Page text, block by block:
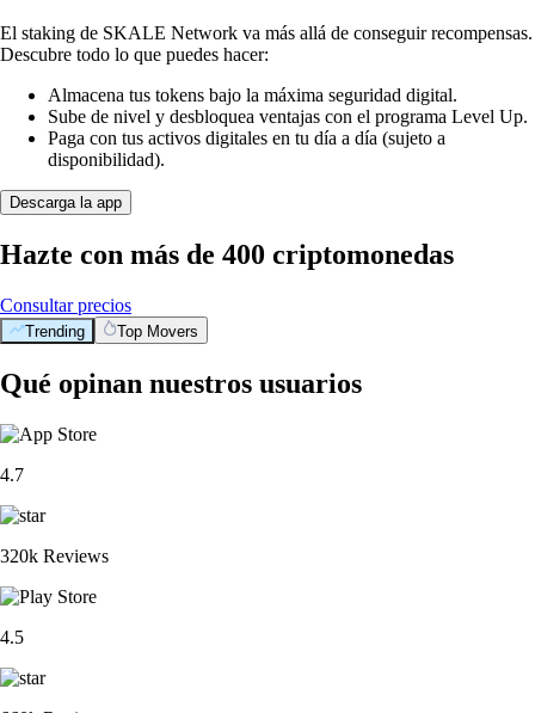
El staking de SKALE Network va más allá de conseguir recompensas.
Descubre todo lo que puedes hacer:
Almacena tus tokens bajo la máxima seguridad digital.
Sube de nivel y desbloquea ventajas con el programa Level Up.
Paga con tus activos digitales en tu día a día (sujeto a
disponibilidad).
Descarga la app
Hazte con más de 400 criptomonedas
Consultar precios
Trending Top Movers
Qué opinan nuestros usuarios
4.7
320k Reviews
4.5